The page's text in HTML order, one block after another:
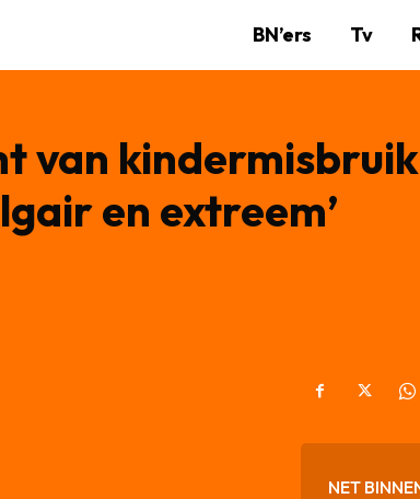
BN’ers Tv
van
en extreem’
NET